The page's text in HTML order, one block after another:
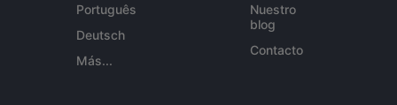
Português
Deutsch
Más...
Nuestro
blog
Contacto